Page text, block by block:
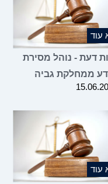
- נוהל מסירת
גביה